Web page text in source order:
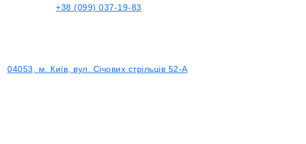
+38 (099) 037-19-83
04053, м. Київ, вул. Січових стрільців 52-А